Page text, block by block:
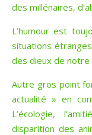
des millénaires,
L’humour est
situations
des dieux de
Autre gros point
actualité » en
L’écologie,
disparition des